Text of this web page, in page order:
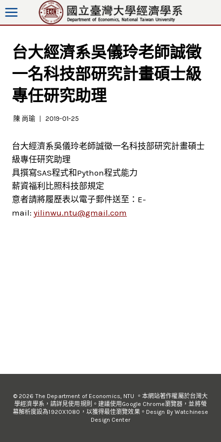
跳
至
台大經濟系吳儀玲老師誠徵
一名科技部研究計畫碩士級
專任研究助理
陳 尚瑜 2019-01-25
台大經濟系吳儀玲老師誠徵一名科技部研究計畫碩士
級專任研究助理
具撰寫SAS程式和Python程式能力
薪資福利比照科技部規定
意者請將履歷表以電子郵件送至：E-
mail: yilinwu.ntu@gmail.com
© 2026 The Department of Economics, NTU 。本網站著作權屬於台灣大
學經濟學系，請詳見使用規則。建議使用Google Chrome瀏覽器，並將螢
幕解析度設為1920X1080，以獲得最佳瀏覽效果。Design By Watchinese
Design Center